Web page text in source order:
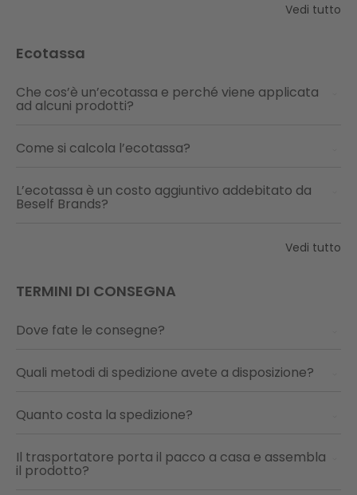
Vedi tutto
Ecotassa
Che cos’è un’ecotassa e perché viene applicata
ad alcuni prodotti?
Come si calcola l’ecotassa?
L’ecotassa è un costo aggiuntivo addebitato da
Beself Brands?
Vedi tutto
TERMINI DI CONSEGNA
Dove fate le consegne?
Quali metodi di spedizione avete a disposizione?
Quanto costa la spedizione?
Il trasportatore porta il pacco a casa e assembla
il prodotto?